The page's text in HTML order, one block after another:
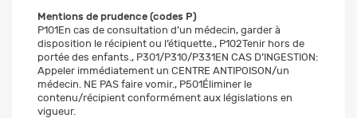
Mentions de prudence (codes P)
P101En cas de consultation d’un médecin, garder à
disposition le récipient ou l’étiquette., P102Tenir hors de
portée des enfants., P301/P310/P331EN CAS D’INGESTION:
Appeler immédiatement un CENTRE ANTIPOISON/un
médecin. NE PAS faire vomir., P501Éliminer le
contenu/récipient conformément aux législations en
vigueur.